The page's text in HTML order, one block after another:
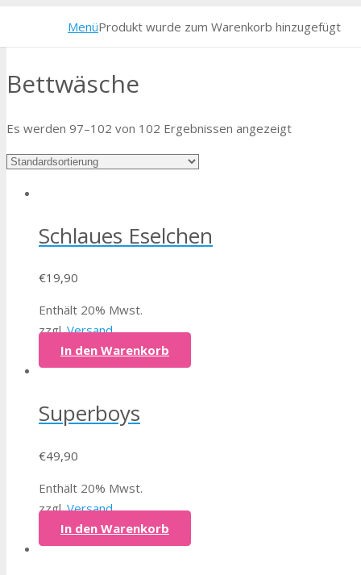
MenüProdukt wurde zum Warenkorb hinzugefügt
Bettwäsche
Es werden 97–102 von 102 Ergebnissen angezeigt
Schlaues Eselchen
€19,90
Enthält 20% Mwst.
zzgl.Versand
In den Warenkorb
Superboys
€49,90
Enthält 20% Mwst.
zzgl.Versand
In den Warenkorb